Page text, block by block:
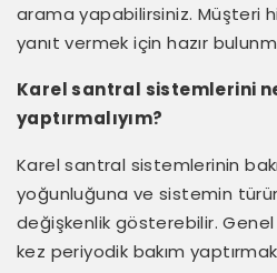
arama yapabilirsiniz. Müşteri
yanıt vermek için hazır
Karel santral sistemlerini
yaptırmalıyım?
Karel santral sistemlerinin
yoğunluğuna ve sistemin
değişkenlik gösterebilir.
kez periyodik bakım